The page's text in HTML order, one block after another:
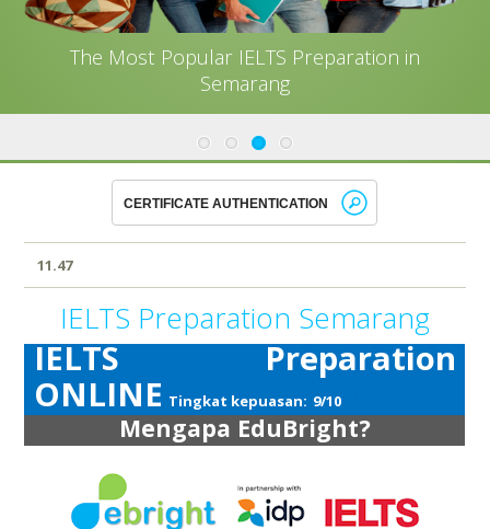
The Most Popular IELTS Preparation in
Semarang
11.47
IELTS Preparation Semarang
IELTS Preparation
ONLINE Tingkat kepuasan: 9/10
Mengapa EduBright?